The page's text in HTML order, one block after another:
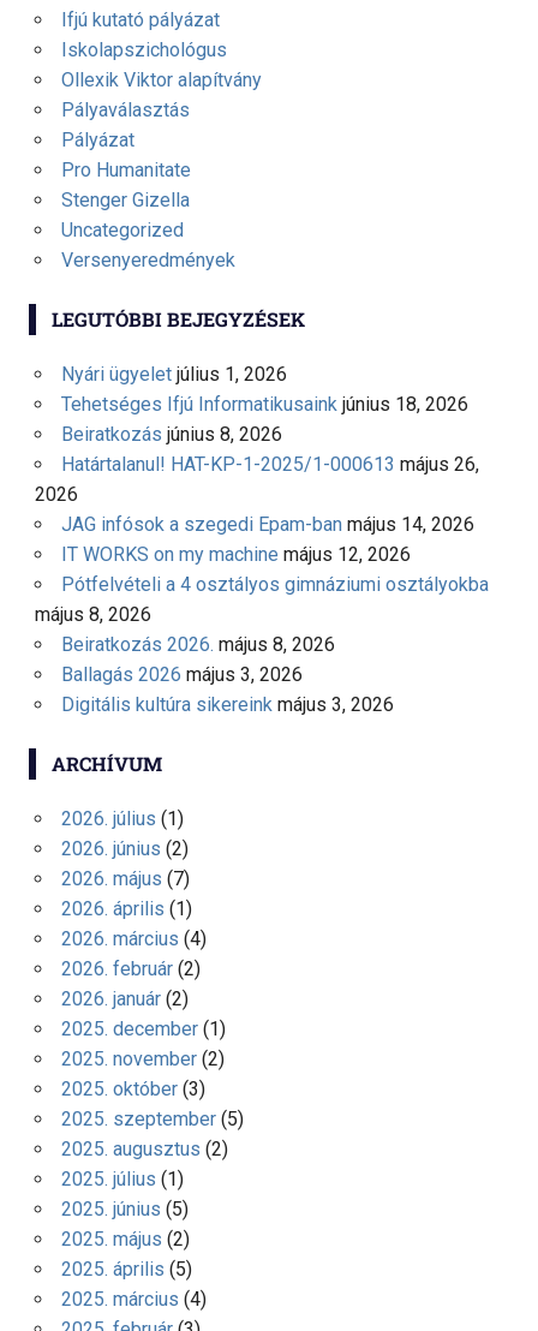
Ifjú kutató pályázat
Iskolapszichológus
Ollexik Viktor alapítvány
Pályaválasztás
Pályázat
Pro Humanitate
Stenger Gizella
Uncategorized
Versenyeredmények
LEGUTÓBBI BEJEGYZÉSEK
Nyári ügyelet július 1, 2026
Tehetséges Ifjú Informatikusaink június 18, 2026
Beiratkozás június 8, 2026
Határtalanul! HAT-KP-1-2025/1-000613 május 26,
2026
JAG infósok a szegedi Epam-ban május 14, 2026
IT WORKS on my machine május 12, 2026
Pótfelvételi a 4 osztályos gimnáziumi osztályokba
május 8, 2026
Beiratkozás 2026. május 8, 2026
Ballagás 2026 május 3, 2026
Digitális kultúra sikereink május 3, 2026
ARCHÍVUM
2026. július (1)
2026. június (2)
2026. május (7)
2026. április (1)
2026. március (4)
2026. február(2)
2026. január(2)
2025. december(1)
2025. november(2)
2025. október(3)
2025. szeptember(5)
2025. augusztus (2)
2025. július (1)
2025. június (5)
2025. május (2)
2025. április (5)
2025. március (4)